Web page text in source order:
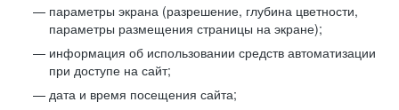
параметры экрана (разрешение, глубина цветности,
параметры размещения страницы на экране);
информация об использовании средств автоматизации
при доступе на сайт;
дата и время посещения сайта;